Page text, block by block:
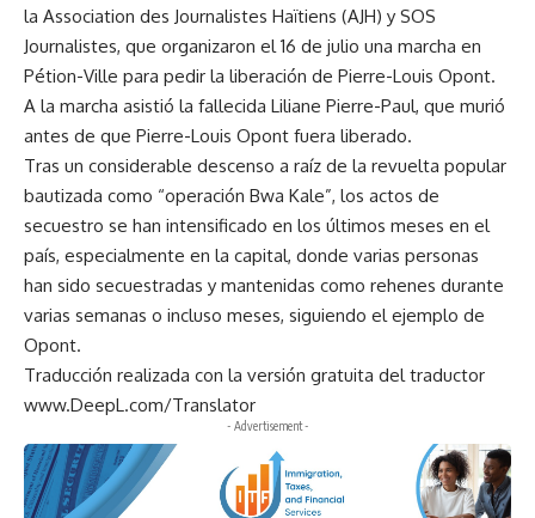
la Association des Journalistes Haïtiens (AJH) y SOS
Journalistes, que organizaron el 16 de julio una marcha en
Pétion-Ville para pedir la liberación de Pierre-Louis Opont.
A la marcha asistió la fallecida Liliane Pierre-Paul, que murió
antes de que Pierre-Louis Opont fuera liberado.
Tras un considerable descenso a raíz de la revuelta popular
bautizada como “operación Bwa Kale”, los actos de
secuestro se han intensificado en los últimos meses en el
país, especialmente en la capital, donde varias personas
han sido secuestradas y mantenidas como rehenes durante
varias semanas o incluso meses, siguiendo el ejemplo de
Opont.
Traducción realizada con la versión gratuita del traductor
www.DeepL.com/Translator
- Advertisement -